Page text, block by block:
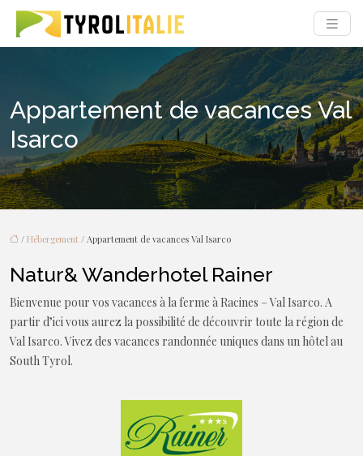
Appartement de vacances Val
Isarco
/ Hébergement / Appartement de vacances Val Isarco
Natur& Wanderhotel Rainer
Bienvenue pour vos vacances à la ferme à Racines – Val Isarco. A
partir d’ici vous aurez la possibilité de découvrir toute la région de
Val Isarco. Vivez des vacances randonnée uniques dans un hôtel au
South Tyrol.